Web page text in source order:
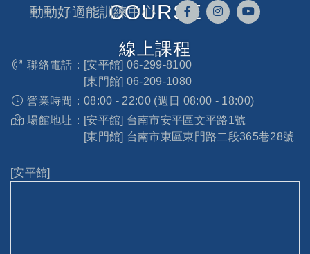
COURSE
線上課程
動動好適能訓練中心
聯絡電話： [安平館] 06-299-8100
[東門館] 06-209-1080
營業時間： 08:00 - 22:00 (週日 08:00 - 18:00)
場館地址： [安平館] 台南市安平區文平路1號
[東門館] 台南市東區東門路二段365巷28號
[安平館]